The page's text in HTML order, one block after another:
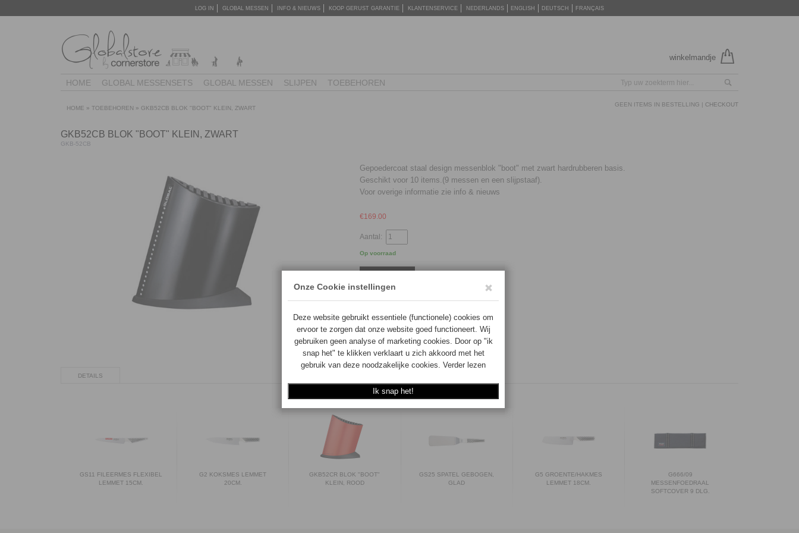
LOG IN GLOBAL MESSEN INFO & NIEUWS KOOP GERUST GARANTIE KLANTENSERVICE NEDERLANDS ENGLISH DEUTSCH FRANÇAIS
winkelmandje
HOME GLOBAL MESSENSETS GLOBAL MESSEN SLIJPEN TOEBEHOREN
HOME » TOEBEHOREN » GKB52CB BLOK "BOOT" KLEIN, ZWART
GEEN ITEMS IN BESTELLING | CHECKOUT
GKB52CB BLOK "BOOT" KLEIN, ZWART
GKB-52CB
Gepoedercoat staal design messenblok "boot" met zwart hardrubberen basis.
Geschikt voor 10 items.(9 messen en een slijpstaaf).
Voor overige informatie zie info & nieuws
€169.00
Aantal:
Op voorraad
TOEVOEGEN
DETAILS
GS11 FILEERMES FLEXIBEL
LEMMET 15CM.
G2 KOKSMES LEMMET
20CM.
GKB52CR BLOK "BOOT"
KLEIN, ROOD
GS25 SPATEL GEBOGEN,
GLAD
G5 GROENTE/HAKMES
LEMMET 18CM.
G666/09
MESSENFOEDRAAL
SOFTCOVER 9 DLG.